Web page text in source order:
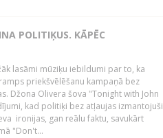
POLITIĶUS. KĀPĒC
lasāmi mūziķu iebildumi par to, ka
priekšvēlēšanu kampaņā bez
Džona Olivera šova "Tonight with John
kad politiķi bez atļaujas izmantojuši
ironijas, gan reālu faktu, savukārt
"Don't...